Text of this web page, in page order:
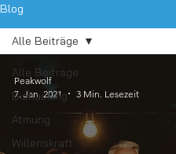
Blog
Alle Beiträge
Biohacking
Atmung
Willenskraft
Alle Beiträge
Peakwolf
7. Jan. 2021
3 Min. Lesezeit